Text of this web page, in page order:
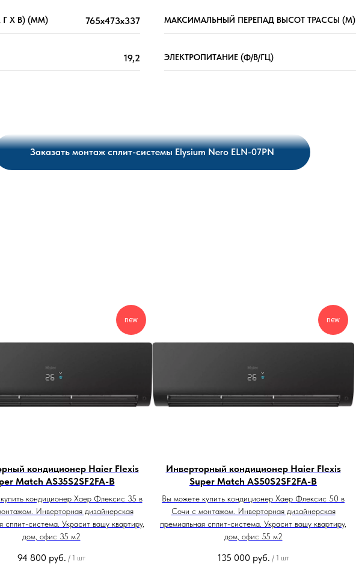
X В) (ММ) 765x473x337
19,2
МАКСИМАЛЬНЫЙ ПЕРЕПАД ВЫСОТ ТРАССЫ (М)
ЭЛЕКТРОПИТАНИЕ (Ф/В/ГЦ)
Заказать монтаж сплит-системы Elysium Nero ELN-07PN
new
кондиционер Haier Flexis
Match AS35S2SF2FA-B
кондиционер Хаер Флексис 35 в
Инверторная дизайнерская
сплит-система. Украсит вашу квартиру,
дом, офис 35 м2
94 800 руб. / 1 шт
new
Инверторный кондиционер Haier Flexis
Super Match AS50S2SF2FA-B
Вы можете купить кондиционер Хаер Флексис 50 в
Сочи с монтажом. Инверторная дизайнерская
премиальная сплит-система. Украсит вашу квартиру,
дом, офис 55 м2
135 000 руб. / 1 шт